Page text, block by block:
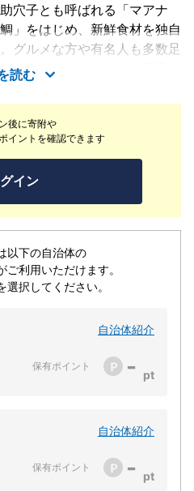
後に寄附や
イントを確認できます
イン
以下の自治体の
ご利用いただけます。
択してください。
自治体紹介
保有ポイント -
自治体紹介
保有ポイント -
穴子とも呼ばれる「マアナ
」をはじめ、新鮮食材を独自
グルメな方や有名人も多数足
お愉しみ頂けるよう、三宮の
ズナブルな価格で良質食材
します。
読む